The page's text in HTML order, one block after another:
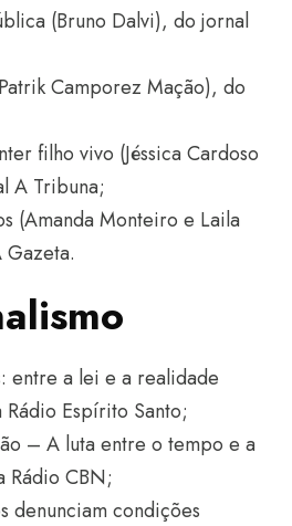
(Bruno Dalvi), do jornal
Camporez Mação), do
filho vivo (Jéssica Cardoso
A Tribuna;
(Amanda Monteiro e Laila
entre a lei e a realidade
Rádio Espírito Santo;
– A luta entre o tempo e a
Rádio CBN;
denunciam condições